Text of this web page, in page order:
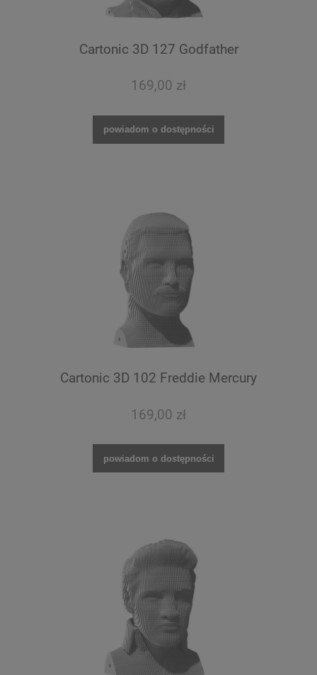
Cartonic 3D 127 Godfather
169,00 zł
powiadom o dostępności
Cartonic 3D 102 Freddie Mercury
169,00 zł
powiadom o dostępności